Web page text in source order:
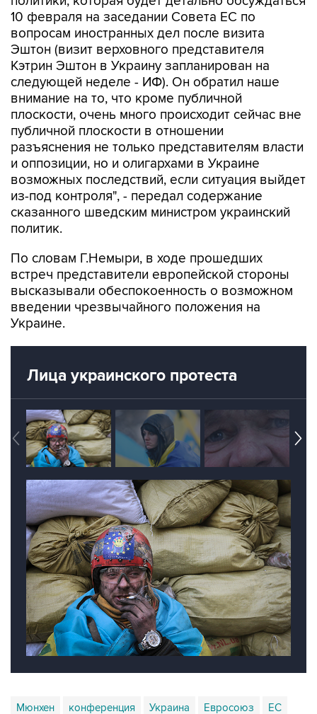
вопросам иностранных дел после визита
Эштон (визит верховного представителя
Кэтрин Эштон в Украину запланирован на
следующей неделе - ИФ). Он обратил наше
внимание на то, что кроме публичной
плоскости, очень много происходит сейчас вне
публичной плоскости в отношении
разъяснения не только представителям власти
и оппозиции, но и олигархами в Украине
возможных последствий, если ситуация выйдет
из-под контроля", - передал содержание
сказанного шведским министром украинский
политик.
По словам Г.Немыри, в ходе прошедших
высказывали обеспокоенность о возможном
введении чрезвычайного положения на
Украине.
Лица украинского протеста
санкции